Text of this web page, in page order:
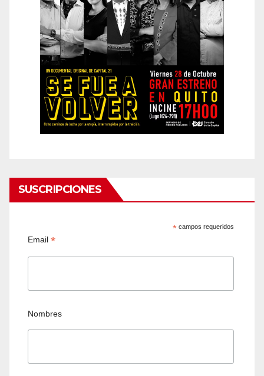
SUSCRIPCIONES
* campos requeridos
Email*
Nombres